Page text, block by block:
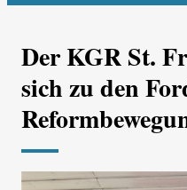
n
Der KGR St.
sich zu den